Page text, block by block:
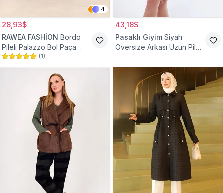
4
28,93$
RAWEA FASHİON Bordo
Pileli Palazzo Bol Paça
Yüksek Bel Tesettür
Pantolon
(1)
43,18$
Pasaklı Giyim Siyah
Oversize Arkası Uzun Pileli